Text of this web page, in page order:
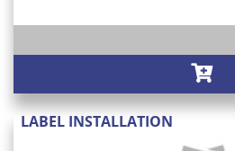
LABEL INSTALLATION